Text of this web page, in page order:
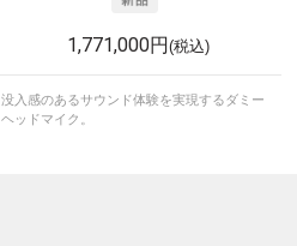
1,771,000円(税込)
没入感のあるサウンド体験を実現するダミー
ヘッドマイク。